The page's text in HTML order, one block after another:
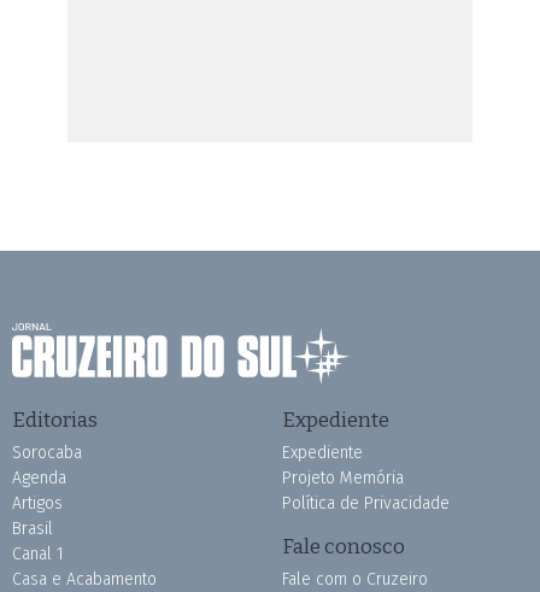
Editorias
Sorocaba
Agenda
Artigos
Brasil
Canal 1
Casa e Acabamento
Expediente
Expediente
Projeto Memória
Política de Privacidade
Fale conosco
Fale com o Cruzeiro